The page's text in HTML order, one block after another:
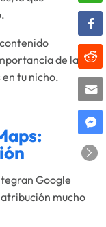
de la
tu nicho.
Google
mucho